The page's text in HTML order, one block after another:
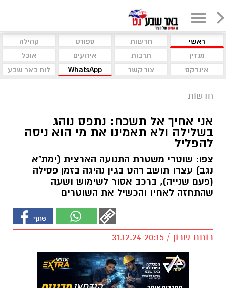
ראשי חדשות ספורט
קהילה
מגזין
תרבות אירועים
אוכל
אינדקס
צור קשר WhatsApp לוח באר שבע
חדשות
אני אחיך אל תשכח: נתפס נוהג
בשלילה ולא תאמינו את מי הוא ניסה
להפליל
צפו: שוטרי משטרת התנועה הארצית (ימת"א
נגב) עצרו תושב רהט בגין נהיגה בזמן פסילה
(פעם שנייה), ברכב אסור לשימוש ושעה
שהתחזה לאחיו והכשיל את השוטרים
רותם שרון / 20:15 31.12.24